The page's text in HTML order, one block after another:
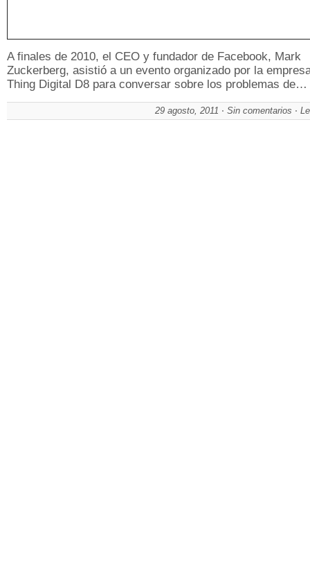
A finales de 2010, el CEO y fundador de Facebook, Mark
Zuckerberg, asistió a un evento organizado por la
Thing Digital D8 para conversar sobre los problemas de…
29 agosto, 2011 Sin comentarios